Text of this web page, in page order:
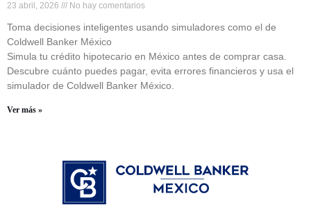
23 abril, 2026 No hay comentarios
Toma decisiones inteligentes usando simuladores como el de
Coldwell Banker México
Simula tu crédito hipotecario en México antes de comprar casa.
Descubre cuánto puedes pagar, evita errores financieros y usa el
simulador de Coldwell Banker México.
Ver más »